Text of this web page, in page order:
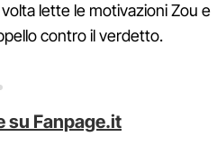
lette le motivazioni Zou e
contro il verdetto.
su Fanpage.it